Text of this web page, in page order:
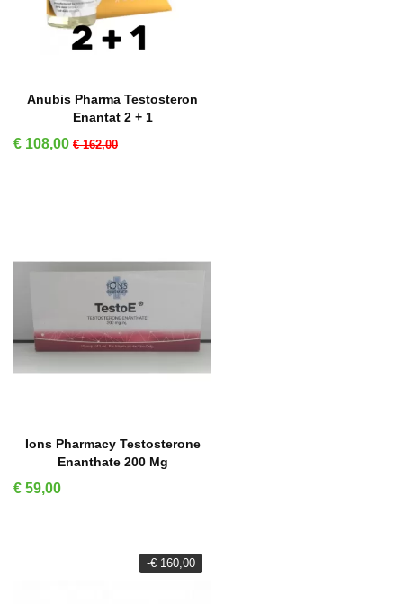
IN WINKELMAND
Anubis Pharma Testosteron
Enantat 2 + 1
Prijs
€ 108,00 Normale prijs
€ 162,00
IN WINKELMAND
Ions Pharmacy Testosterone
Enanthate 200 Mg
Prijs
€ 59,00
-€ 160,00